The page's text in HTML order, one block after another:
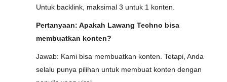
Untuk backlink, maksimal 3 untuk 1 konten.
Pertanyaan: Apakah Lawang Techno bisa
membuatkan konten?
Jawab: Kami bisa membuatkan konten. Tetapi, Anda
selalu punya pilihan untuk membuat konten dengan